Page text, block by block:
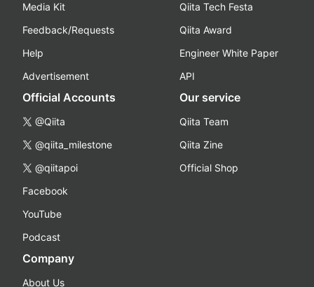
Media Kit
Feedback/Requests
Help
Advertisement
Qiita Tech Festa
Qiita Award
Engineer White Paper
API
Official Accounts
@Qiita
@qiita_milestone
@qiitapoi
Facebook
YouTube
Podcast
Our service
Qiita Team
Qiita Zine
Official Shop
Company
About Us